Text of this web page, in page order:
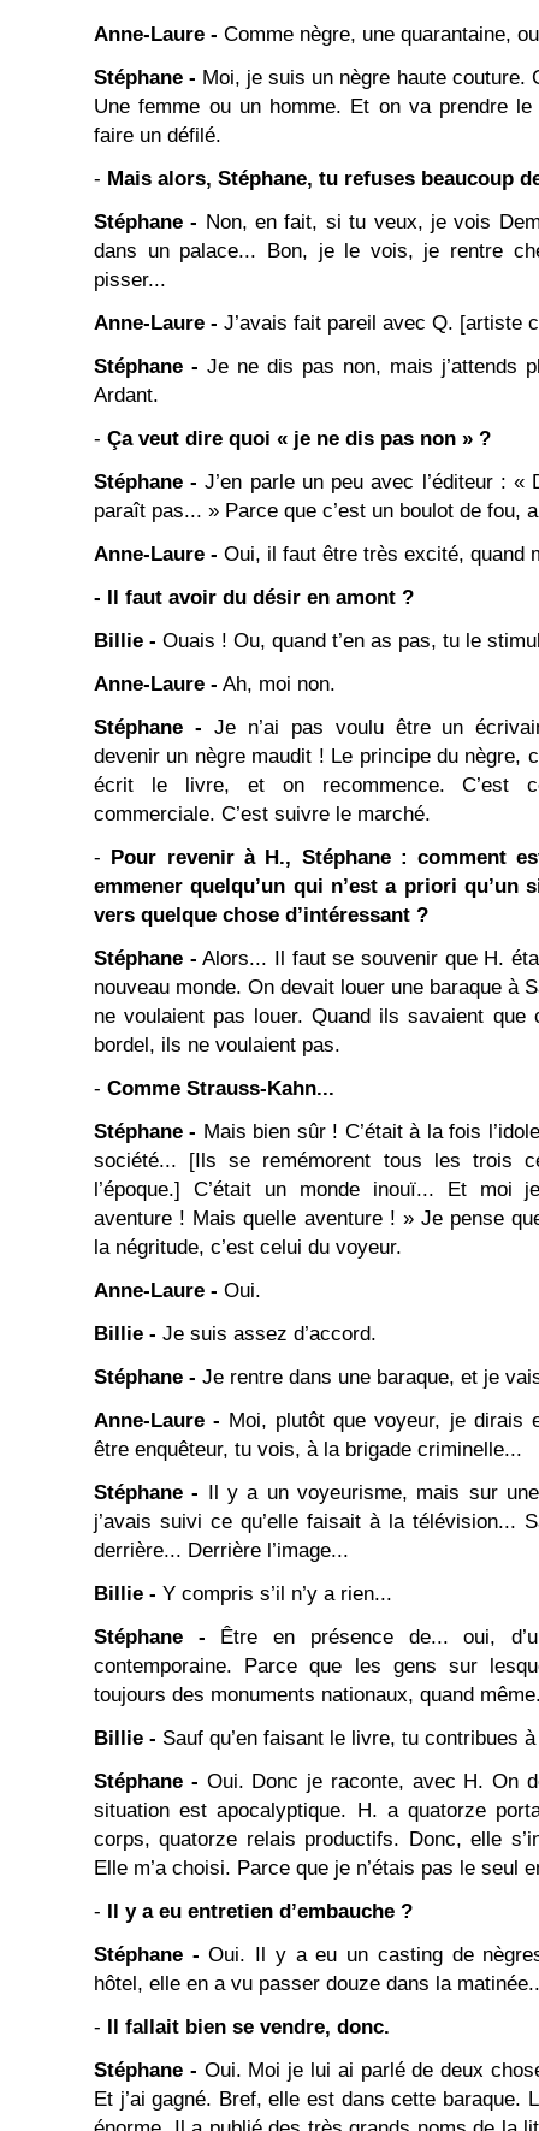
Anne-Laure - Comme nègre, une quarantaine,
Stéphane - Moi, je suis un nègre haute couture.
Une femme ou un homme. Et on va prendre
faire un défilé.
- Mais alors, Stéphane, tu refuses beaucoup
Stéphane - Non, en fait, si tu veux, je vois
dans un palace... Bon, je le vois, je rentre
pisser...
Anne-Laure - J’avais fait pareil avec Q. [artiste
Stéphane - Je ne dis pas non, mais j’attends
Ardant.
- Ça veut dire quoi « je ne dis pas non » ?
Stéphane - J’en parle un peu avec l’éditeur :
paraît pas... » Parce que c’est un boulot de fou,
Anne-Laure - Oui, il faut être très excité, quand
- Il faut avoir du désir en amont ?
Billie - Ouais ! Ou, quand t’en as pas, tu le
Anne-Laure - Ah, moi non.
Stéphane - Je n’ai pas voulu être un
devenir un nègre maudit ! Le principe du nègre,
écrit le livre, et on recommence. C’est
commerciale. C’est suivre le marché.
- Pour revenir à H., Stéphane : comment
emmener quelqu’un qui n’est a priori qu’un
vers quelque chose d’intéressant ?
Stéphane - Alors... Il faut se souvenir que H.
nouveau monde. On devait louer une baraque à
ne voulaient pas louer. Quand ils savaient que
bordel, ils ne voulaient pas.
- Comme Strauss-Kahn...
Stéphane - Mais bien sûr ! C’était à la fois
société... [Ils se remémorent tous les trois
l’époque.] C’était un monde inouï... Et
aventure ! Mais quelle aventure ! » Je pense
la négritude, c’est celui du voyeur.
Anne-Laure - Oui.
Billie - Je suis assez d’accord.
Stéphane - Je rentre dans une baraque, et je
Anne-Laure - Moi, plutôt que voyeur, je dirais
être enquêteur, tu vois, à la brigade criminelle...
Stéphane - Il y a un voyeurisme, mais sur
j’avais suivi ce qu’elle faisait à la télévision...
derrière... Derrière l’image...
Billie - Y compris s’il n’y a rien...
Stéphane - Être en présence de... oui,
contemporaine. Parce que les gens sur
toujours des monuments nationaux, quand
Billie - Sauf qu’en faisant le livre, tu contribues
Stéphane - Oui. Donc je raconte, avec H. On
situation est apocalyptique. H. a quatorze
corps, quatorze relais productifs. Donc, elle
Elle m’a choisi. Parce que je n’étais pas le seul
- Il y a eu entretien d’embauche ?
Stéphane - Oui. Il y a eu un casting de
hôtel, elle en a vu passer douze dans la
- Il fallait bien se vendre, donc.
Stéphane - Oui. Moi je lui ai parlé de deux
Et j’ai gagné. Bref, elle est dans cette baraque.